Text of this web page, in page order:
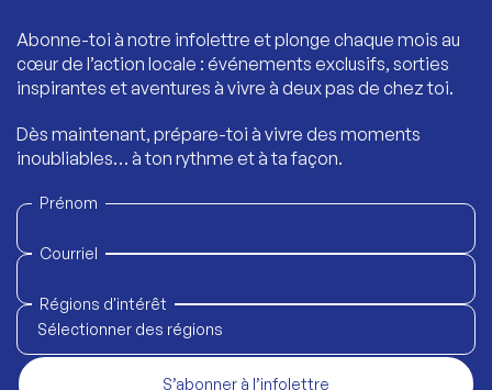
Abonne-toi à notre infolettre et plonge chaque mois au
cœur de l’action locale : événements exclusifs, sorties
inspirantes et aventures à vivre à deux pas de chez toi.
Dès maintenant, prépare-toi à vivre des moments
inoubliables… à ton rythme et à ta façon.
Prénom
Courriel
Régions d'intérêt
Sélectionner des régions
S’abonner à l’infolettre